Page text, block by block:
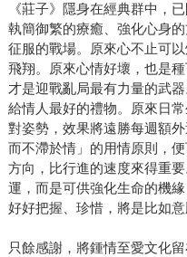
《莊子》隱身在經典群中，
執簡御繁的療癒、強化心身
征服的戰場。原來心不止可
飛翔。原來心情好壞，也是
才是迎戰亂局最有力量的武
給情人最好的禮物。原來日
對姿勢，效果將遠勝每週額
而不滯於情」的用情原則，
方向，比行進的速度來得重
運，而是可供強化生命的機
好好把握、珍惜，將是比如意
只餘感謝，將鍾情至愛文化留